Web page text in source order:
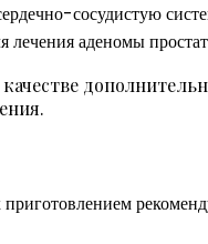
сосудистую
аденомы